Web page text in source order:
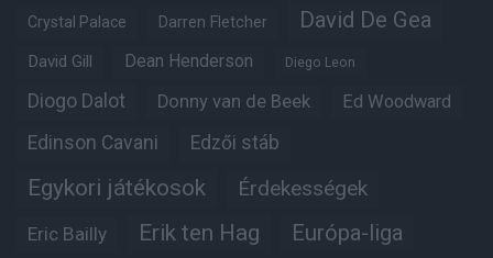
Crystal Palace Darren Fletcher David De Gea
David Gill Dean Henderson Diego Leon
Diogo Dalot Donny van de Beek Ed Woodward
Edinson Cavani Edzői stáb
Egykori játékosok Érdekességek
Eric Bailly Erik ten Hag Európa-liga